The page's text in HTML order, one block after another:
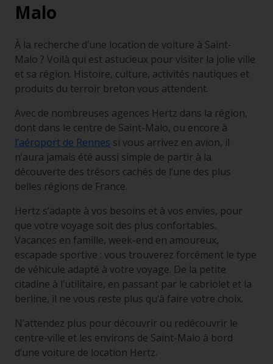
Malo
À la recherche d’une location de voiture à Saint-
Malo ? Voilà qui est astucieux pour visiter la jolie ville
et sa région. Histoire, culture, activités nautiques et
produits du terroir breton vous attendent.
Avec de nombreuses agences Hertz dans la région,
dont dans le centre de Saint-Malo, ou encore à
l’aéroport de Rennes si vous arrivez en avion, il
n’aura jamais été aussi simple de partir à la
découverte des trésors cachés de l’une des plus
belles régions de France.
Hertz s’adapte à vos besoins et à vos envies, pour
que votre voyage soit des plus confortables.
Vacances en famille, week-end en amoureux,
escapade sportive : vous trouverez forcément le type
de véhicule adapté à votre voyage. De la petite
citadine à l’utilitaire, en passant par le cabriolet et la
berline, il ne vous reste plus qu’à faire votre choix.
N’attendez plus pour découvrir ou redécouvrir le
centre-ville et les environs de Saint-Malo à bord
d’une voiture de location Hertz.